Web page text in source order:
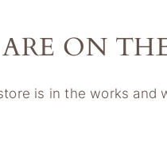
ON
is in the works and